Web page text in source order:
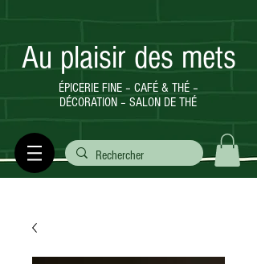
ÉPICERIE FINE – CAFÉ & THÉ –
DÉCORATION – SALON DE THÉ
Au plaisir des mets